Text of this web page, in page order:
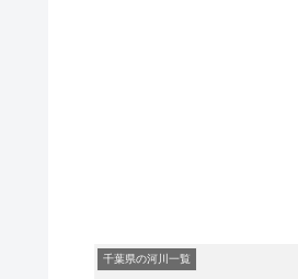
千葉県の河川一覧